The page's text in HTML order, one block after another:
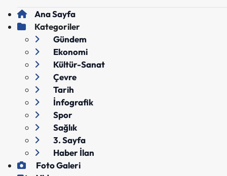
Ana Sayfa
Kategoriler
Gündem
Ekonomi
Kültür-Sanat
Çevre
Tarih
İnfografik
Spor
Sağlık
3. Sayfa
Haber İlan
Foto Galeri